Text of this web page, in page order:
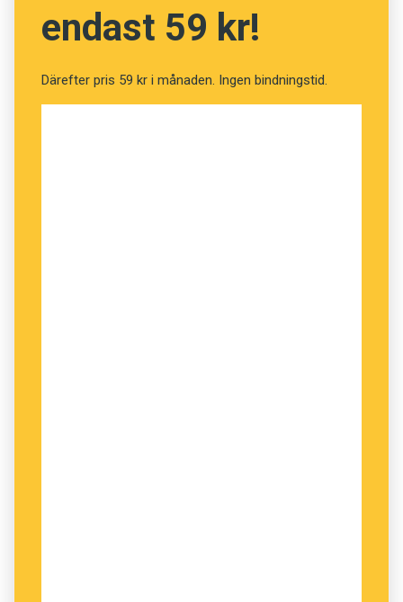
endast 59 kr!
Därefter pris 59 kr i månaden. Ingen bindningstid.